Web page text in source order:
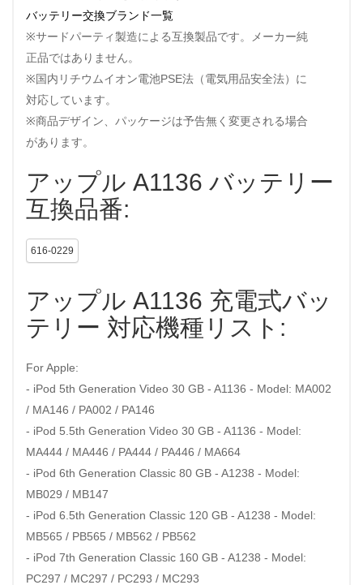
バッテリー交換ブランド一覧
※サードパーティ製造による互換製品です。メーカー純
正品ではありません。
※国内リチウムイオン電池PSE法（電気用品安全法）に
対応しています。
※商品デザイン、パッケージは予告無く変更される場合
があります。
アップル A1136 バッテリー
互換品番:
616-0229
アップル A1136 充電式バッ
テリー 対応機種リスト:
For Apple:
- iPod 5th Generation Video 30 GB - A1136 - Model: MA002
/ MA146 / PA002 / PA146
- iPod 5.5th Generation Video 30 GB - A1136 - Model:
MA444 / MA446 / PA444 / PA446 / MA664
- iPod 6th Generation Classic 80 GB - A1238 - Model:
MB029 / MB147
- iPod 6.5th Generation Classic 120 GB - A1238 - Model:
MB565 / PB565 / MB562 / PB562
- iPod 7th Generation Classic 160 GB - A1238 - Model:
PC297 / MC297 / PC293 / MC293